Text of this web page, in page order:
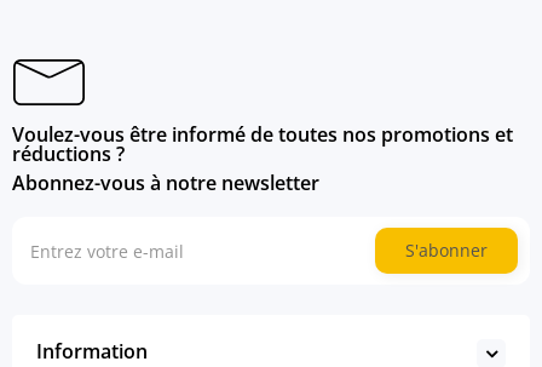
Voulez-vous être informé de toutes nos promotions et
réductions ?
Abonnez-vous à notre newsletter
S'abonner
Information